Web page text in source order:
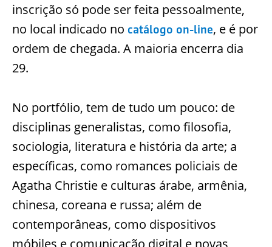
inscrição só pode ser feita pessoalmente,
no local indicado no catálogo on-line, e é por
ordem de chegada. A maioria encerra dia
29.
No portfólio, tem de tudo um pouco: de
disciplinas generalistas, como filosofia,
sociologia, literatura e história da arte; a
específicas, como romances policiais de
Agatha Christie e culturas árabe, armênia,
chinesa, coreana e russa; além de
contemporâneas, como dispositivos
móbiles e comunicação digital e novas